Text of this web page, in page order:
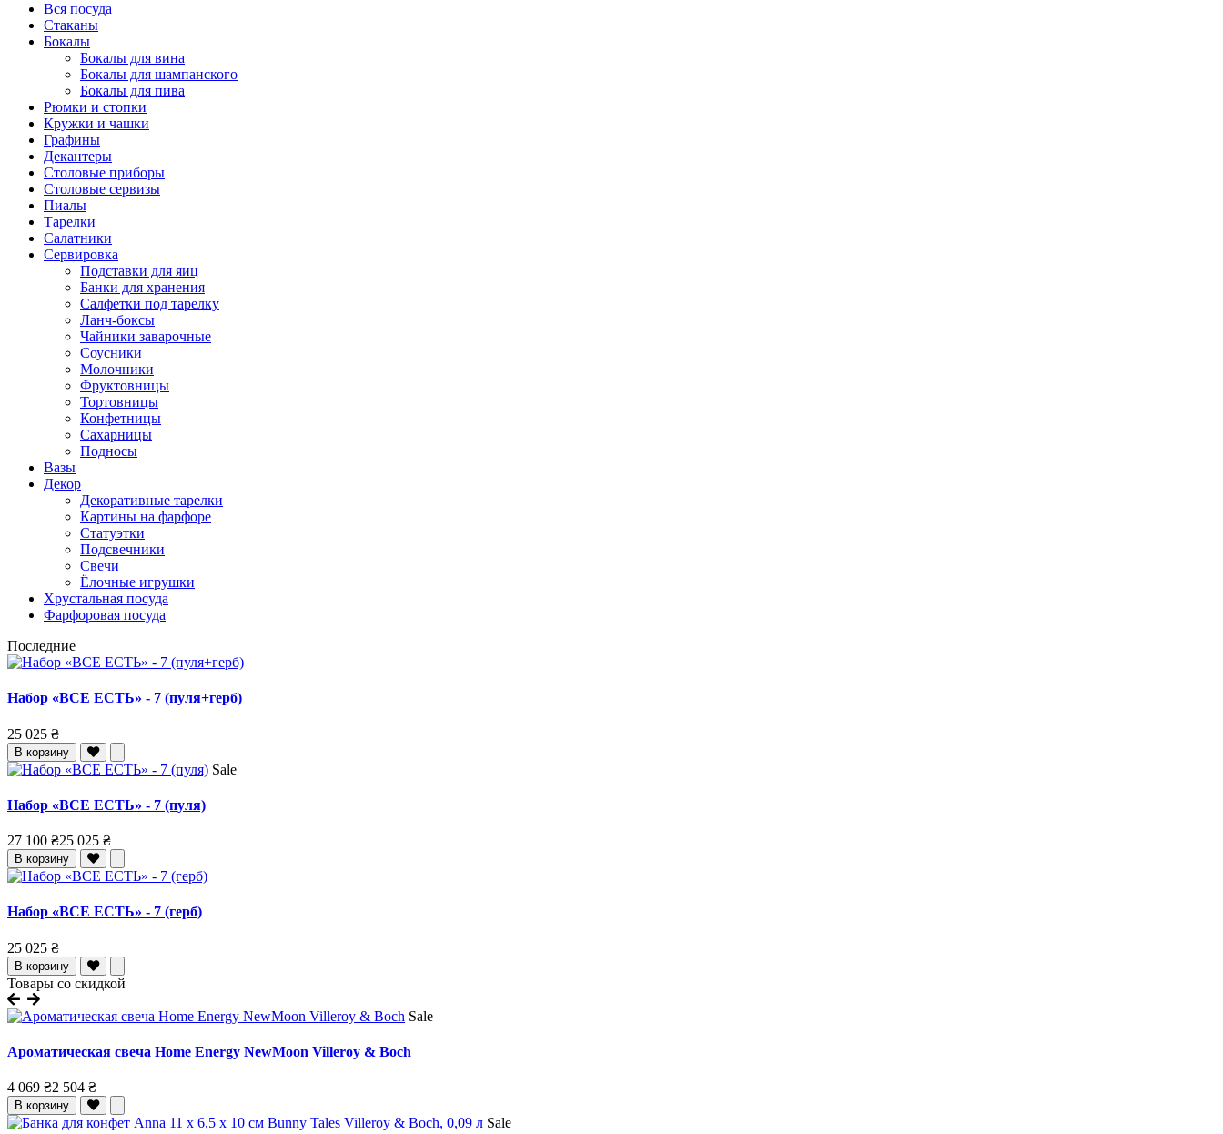
Вся посуда
Стаканы
Бокалы
Бокалы для вина
Бокалы для шампанского
Бокалы для пива
Рюмки и стопки
Кружки и чашки
Графины
Декантеры
Столовые приборы
Столовые сервизы
Пиалы
Тарелки
Салатники
Сервировка
Подставки для яиц
Банки для хранения
Салфетки под тарелку
Ланч-боксы
Чайники заварочные
Соусники
Молочники
Фруктовницы
Тортовницы
Конфетницы
Сахарницы
Подносы
Вазы
Декор
Декоративные тарелки
Картины на фарфоре
Статуэтки
Подсвечники
Свечи
Ёлочные игрушки
Хрустальная посуда
Фарфоровая посуда
Последние
Набор «ВСЕ ЕСТЬ» - 7 (пуля+герб)
25 025 ₴
В корзину
Sale
Набор «ВСЕ ЕСТЬ» - 7 (пуля)
27 100 ₴25 025 ₴
В корзину
Набор «ВСЕ ЕСТЬ» - 7 (герб)
25 025 ₴
В корзину
Товары со скидкой
Sale
Ароматическая свеча Home Energy NewMoon Villeroy & Boch
4 069 ₴2 504 ₴
В корзину
Sale